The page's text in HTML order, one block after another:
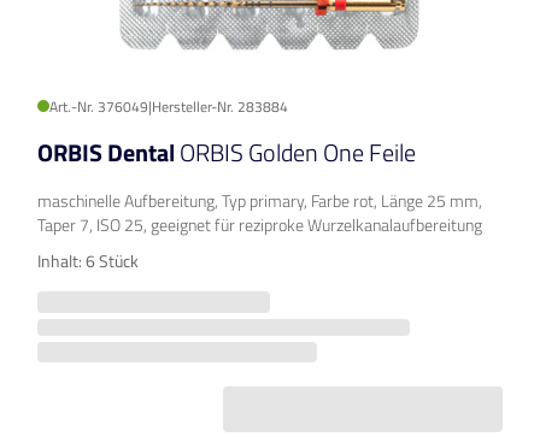
Art.-Nr. 376049|Hersteller-Nr. 283884
ORBIS DentalORBIS Golden One Feile
maschinelle Aufbereitung, Typ primary, Farbe rot, Länge 25 mm,
Taper 7, ISO 25, geeignet für reziproke Wurzelkanalaufbereitung
Inhalt: 6 Stück